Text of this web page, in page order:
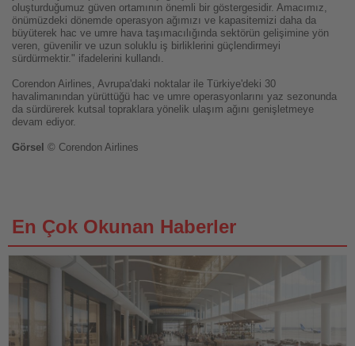
oluşturduğumuz güven ortamının önemli bir göstergesidir. Amacımız,
önümüzdeki dönemde operasyon ağımızı ve kapasitemizi daha da
büyüterek hac ve umre hava taşımacılığında sektörün gelişimine yön
veren, güvenilir ve uzun soluklu iş birliklerini güçlendirmeyi
sürdürmektir." ifadelerini kullandı.
Corendon Airlines, Avrupa'daki noktalar ile Türkiye'deki 30
havalimanından yürüttüğü hac ve umre operasyonlarını yaz sezonunda
da sürdürerek kutsal topraklara yönelik ulaşım ağını genişletmeye
devam ediyor.
Görsel © Corendon Airlines
En Çok Okunan Haberler